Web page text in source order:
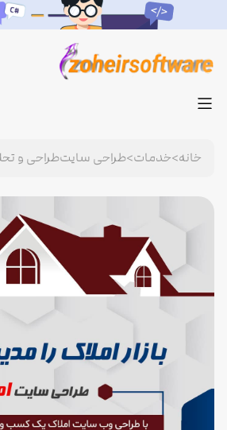
خانه>خدمات>طراحی سایتطراحی و